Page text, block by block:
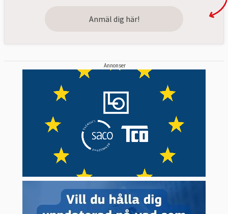
Anmäl dig här!
Annonser